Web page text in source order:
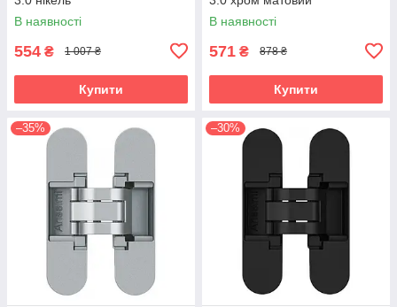
В наявності
554 ₴ 1 007 ₴
Купити
В наявності
571 ₴ 878 ₴
Купити
–35% –30%